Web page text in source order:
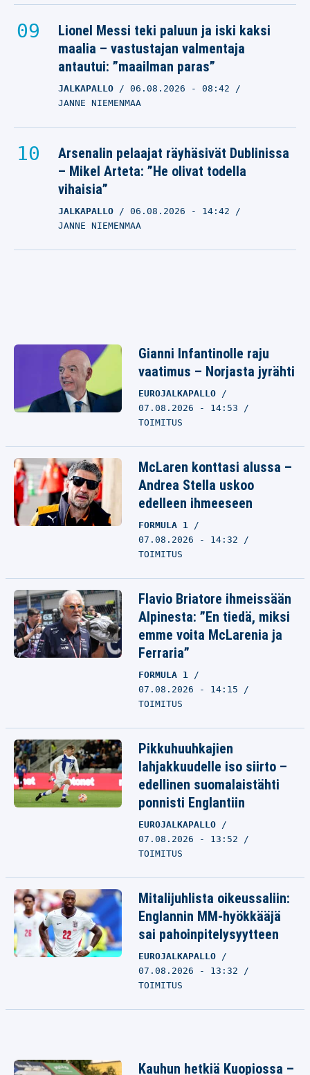
Lionel Messi teki paluun ja iski kaksi
maalia – vastustajan valmentaja
antautui: ”maailman paras”
JALKAPALLO 06.08.2026 - 08:42
JANNE NIEMENMAA
Arsenalin pelaajat räyhäsivät Dublinissa
– Mikel Arteta: ”He olivat todella
vihaisia”
JALKAPALLO 06.08.2026 - 14:42
JANNE NIEMENMAA
Gianni Infantinolle raju
vaatimus – Norjasta jyrähti
EUROJALKAPALLO
07.08.2026 - 14:53
TOIMITUS
McLaren konttasi alussa –
Andrea Stella uskoo
edelleen ihmeeseen
FORMULA 1
07.08.2026 - 14:32
TOIMITUS
Flavio Briatore ihmeissään
Alpinesta: ”En tiedä, miksi
emme voita McLarenia ja
Ferraria”
FORMULA 1
07.08.2026 - 14:15
TOIMITUS
Pikkuhuuhkajien
lahjakkuudelle iso siirto –
edellinen suomalaistähti
ponnisti Englantiin
EUROJALKAPALLO
07.08.2026 - 13:52
TOIMITUS
Mitalijuhlista oikeussaliin:
Englannin MM-hyökkääjä
sai pahoinpitelysyytteen
EUROJALKAPALLO
07.08.2026 - 13:32
TOIMITUS
Kauhun hetkiä Kuopiossa –